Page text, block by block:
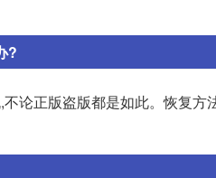
?
论正版盗版都是如此。恢复